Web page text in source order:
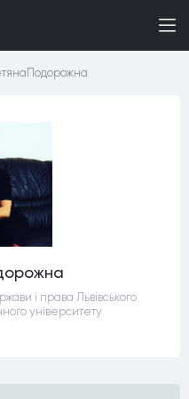
і права Львівського
університету